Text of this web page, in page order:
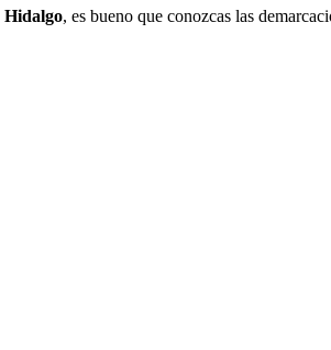
Hidalgo, es bueno que conozcas las